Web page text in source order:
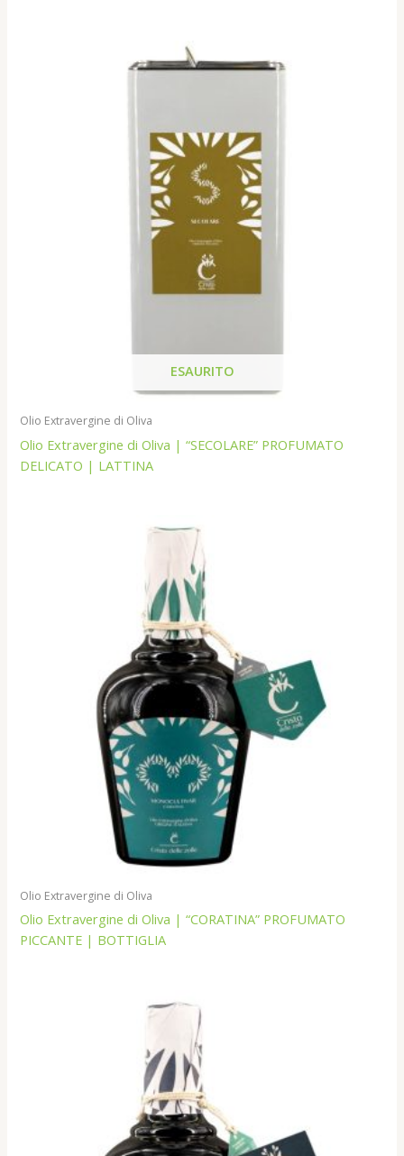
ESAURITO
Olio Extravergine di Oliva
Olio Extravergine di Oliva | “SECOLARE” PROFUMATO
DELICATO | LATTINA
Olio Extravergine di Oliva
Olio Extravergine di Oliva | “CORATINA” PROFUMATO
PICCANTE | BOTTIGLIA